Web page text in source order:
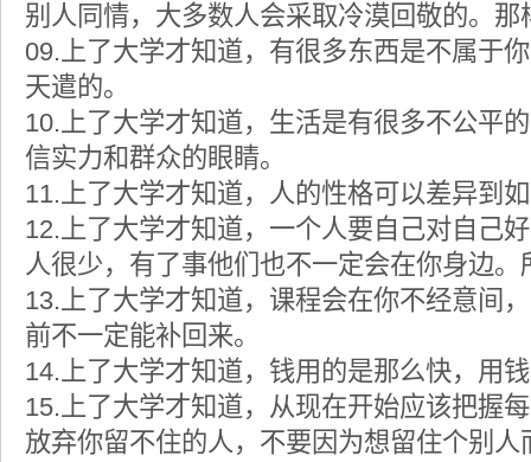
别人同情，大多数人会采取冷漠回敬的。
09.上了大学才知道，有很多东西是不属于
天遣的。
10.上了大学才知道，生活是有很多不公平
信实力和群众的眼睛。
11.上了大学才知道，人的性格可以差异到
12.上了大学才知道，一个人要自己对自己
人很少，有了事他们也不一定会在你身边
13.上了大学才知道，课程会在你不经意间
前不一定能补回来。
14.上了大学才知道，钱用的是那么快，用
15.上了大学才知道，从现在开始应该把握
放弃你留不住的人，不要因为想留住个别人